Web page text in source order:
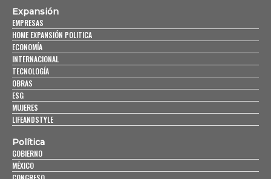
Expansión
EMPRESAS
HOME EXPANSIÓN POLITICA
ECONOMÍA
INTERNACIONAL
TECNOLOGÍA
OBRAS
ESG
MUJERES
LIFEANDSTYLE
Política
GOBIERNO
MÉXICO